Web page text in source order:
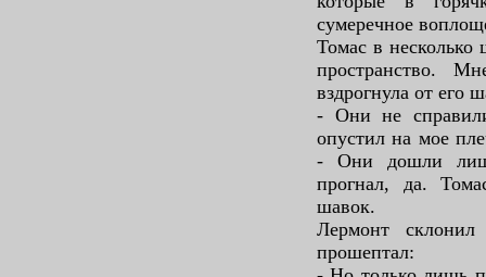
сумеречное
Томас в несколько
пространство.
вздрогнула от его
- Они не
опустил на мое
- Они дошли
прогнал, да.
шавок.
Лермонт
прошептал: